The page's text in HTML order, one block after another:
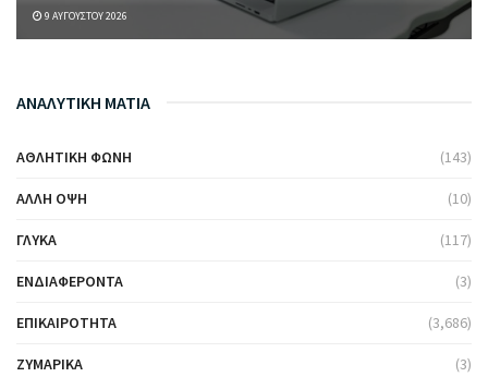
9 ΑΥΓΟΎΣΤΟΥ 2026
ΑΝΑΛΥΤΙΚΗ ΜΑΤΙΑ
ΑΘΛΗΤΙΚΉ ΦΩΝΉ (143)
ΆΛΛΗ ΌΨΗ (10)
ΓΛΥΚΆ (117)
ΕΝΔΙΑΦΈΡΟΝΤΑ (3)
ΕΠΙΚΑΙΡΌΤΗΤΑ (3,686)
ΖΥΜΑΡΙΚΆ (3)